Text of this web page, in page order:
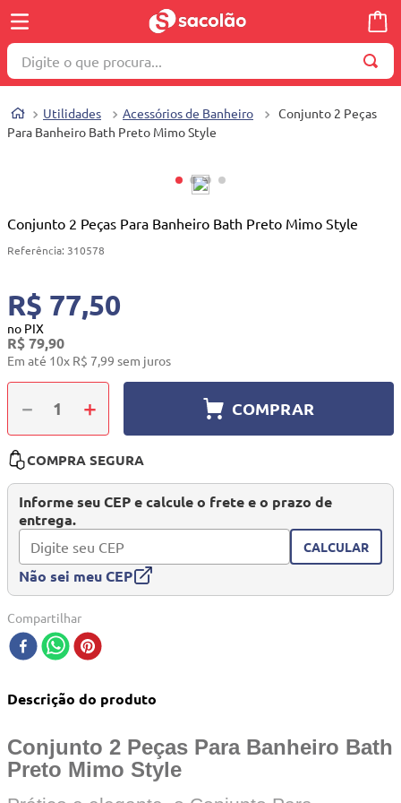
Digite o que procura...
Utilidades Acessórios de Banheiro
Conjunto 2 Peças
Para Banheiro Bath Preto Mimo Style
Conjunto 2 Peças Para Banheiro Bath Preto Mimo Style
Referência: 310578
R$ 77,50
no PIX
R$79,90
Em até 10x R$ 7,99 sem juros
＋
－ COMPRAR
COMPRA SEGURA
Informe seu CEP e calcule o frete e o prazo de
entrega.
CALCULAR
Não sei meu CEP
Compartilhar
Descrição do produto
Conjunto 2 Peças Para Banheiro Bath
Preto Mimo Style
1º
wella
º
4º
toalha
10
quadriciclo